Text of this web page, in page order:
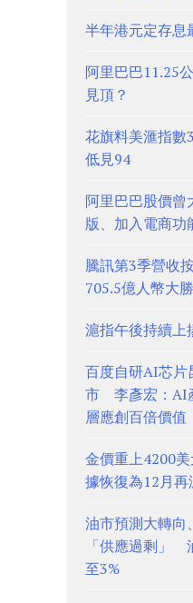
半年港元定存
阿里巴巴11.25
見頂？
花旗料美滙指數
低見94
阿里巴巴股價
版、加入電商
騰訊第3季營收
705.5億人幣大
滬指午後持續上
百度自研AI芯片
市 李彥宏：AI
層應創百倍價值
金價重上4200
據恢復為12月再
油市預測大轉向
「供應過剩」
至3%